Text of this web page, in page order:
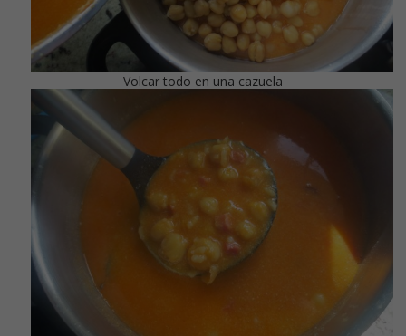
Volcar todo en una cazuela